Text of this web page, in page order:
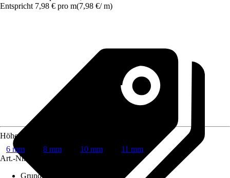
Entspricht 7,98 € pro m(7,98 €/ m)
Höhe
6 mm
8 mm 10 mm
11 mm
Art.-Nr.
Grundfarbe